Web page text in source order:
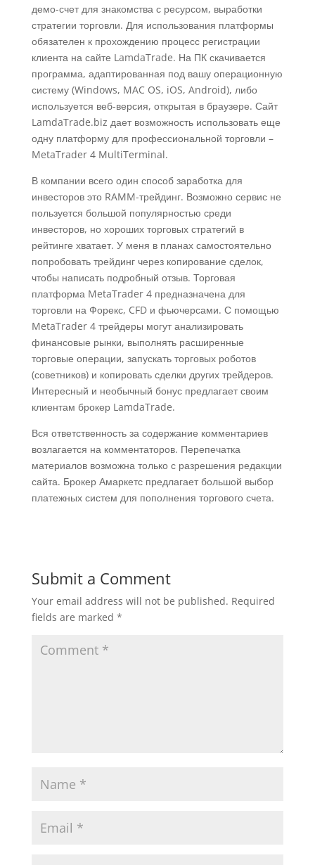
демо-счет для знакомства с ресурсом, выработки
стратегии торговли. Для использования платформы
обязателен к прохождению процесс регистрации
клиента на сайте LamdaTrade. На ПК скачивается
программа, адаптированная под вашу операционную
систему (Windows, MAC OS, iOS, Android), либо
используется веб-версия, открытая в браузере. Сайт
LamdaTrade.biz дает возможность использовать еще
одну платформу для профессиональной торговли –
MetaTrader 4 MultiTerminal.
В компании всего один способ заработка для
инвесторов это RAMM-трейдинг. Возможно сервис не
пользуется большой популярностью среди
инвесторов, но хороших торговых стратегий в
рейтинге хватает. У меня в планах самостоятельно
попробовать трейдинг через копирование сделок,
чтобы написать подробный отзыв. Торговая
платформа MetaTrader 4 предназначена для
торговли на Форекс, CFD и фьючерсами. С помощью
MetaTrader 4 трейдеры могут анализировать
финансовые рынки, выполнять расширенные
торговые операции, запускать торговых роботов
(советников) и копировать сделки других трейдеров.
Интересный и необычный бонус предлагает своим
клиентам брокер LamdaTrade.
Вся ответственность за содержание комментариев
возлагается на комментаторов. Перепечатка
материалов возможна только с разрешения редакции
сайта. Брокер Амаркетс предлагает большой выбор
платежных систем для пополнения торгового счета.
Submit a Comment
Your email address will not be published. Required
fields are marked *